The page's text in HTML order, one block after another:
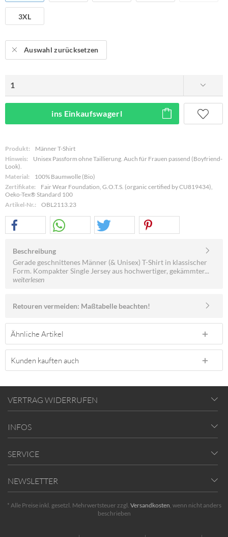
3XL
Auswahl zurücksetzen
ins Einkaufswagerl
Produkt:
Männer T-Shirt
Hinweis:
Unisex Passform ohne Taillierung. Auch für Frauen passend (Boyfriend-
Look).
Material:
100% Baumwolle (Bio)
Zertifikate:
Fair Wear Foundation, G.O.T.S. (organic certified by CU819434),
Oeko-Tex® Standard 100
Artikel-Nr.:
OBL2113.23
Beschreibung
Gerade geschnittenes Männer (& Unisex) T-Shirt in klassischer
Form. Kompakter Single Jersey aus hochwertiger, gekämmter...
weiterlesen
Retouren vermeiden: Maßtabelle beachten!
Ähnliche Artikel
Kunden kauften auch
VERTRAG WIDERRUFEN
INFOS
SERVICE
NEWSLETTER
* Alle Preise inkl. gesetzl. Mehrwertsteuer zzgl. Versandkosten, wenn nicht anders
beschrieben